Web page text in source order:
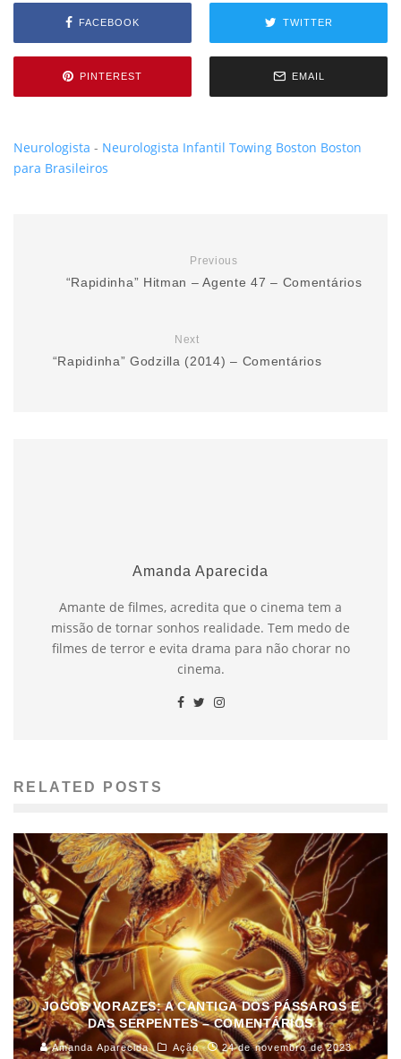
FACEBOOK TWITTER
PINTEREST EMAIL
Neurologista - Neurologista Infantil Towing Boston Boston
para Brasileiros
Previous
“Rapidinha” Hitman – Agente 47 – Comentários
Next
“Rapidinha” Godzilla (2014) – Comentários
Amanda Aparecida
Amante de filmes, acredita que o cinema tem a
missão de tornar sonhos realidade. Tem medo de
filmes de terror e evita drama para não chorar no
cinema.
RELATED POSTS
JOGOS VORAZES: A CANTIGA DOS PÁSSAROS E
DAS SERPENTES – COMENTÁRIOS
Amanda Aparecida Ação 24 de novembro de 2023